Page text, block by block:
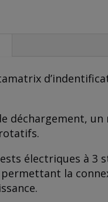
déchargement,
électriques à 3
la